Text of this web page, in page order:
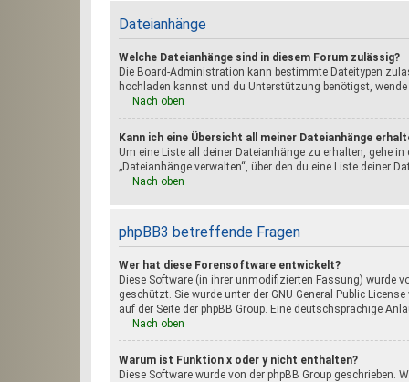
Dateianhänge
Welche Dateianhänge sind in diesem Forum zulässig?
Die Board-Administration kann bestimmte Dateitypen
hochladen kannst und du Unterstützung benötigst,
Nach oben
Kann ich eine Übersicht all meiner Dateianhänge
Um eine Liste all deiner Dateianhänge zu erhalten, gehe
„Dateianhänge verwalten“, über den du eine Liste deiner
Nach oben
phpBB3 betreffende Fragen
Wer hat diese Forensoftware entwickelt?
Diese Software (in ihrer unmodifizierten Fassung) wurde
geschützt. Sie wurde unter der GNU General Public
auf der Seite der phpBB Group. Eine deutschsprachige
Nach oben
Warum ist Funktion x oder y nicht enthalten?
Diese Software wurde von der phpBB Group